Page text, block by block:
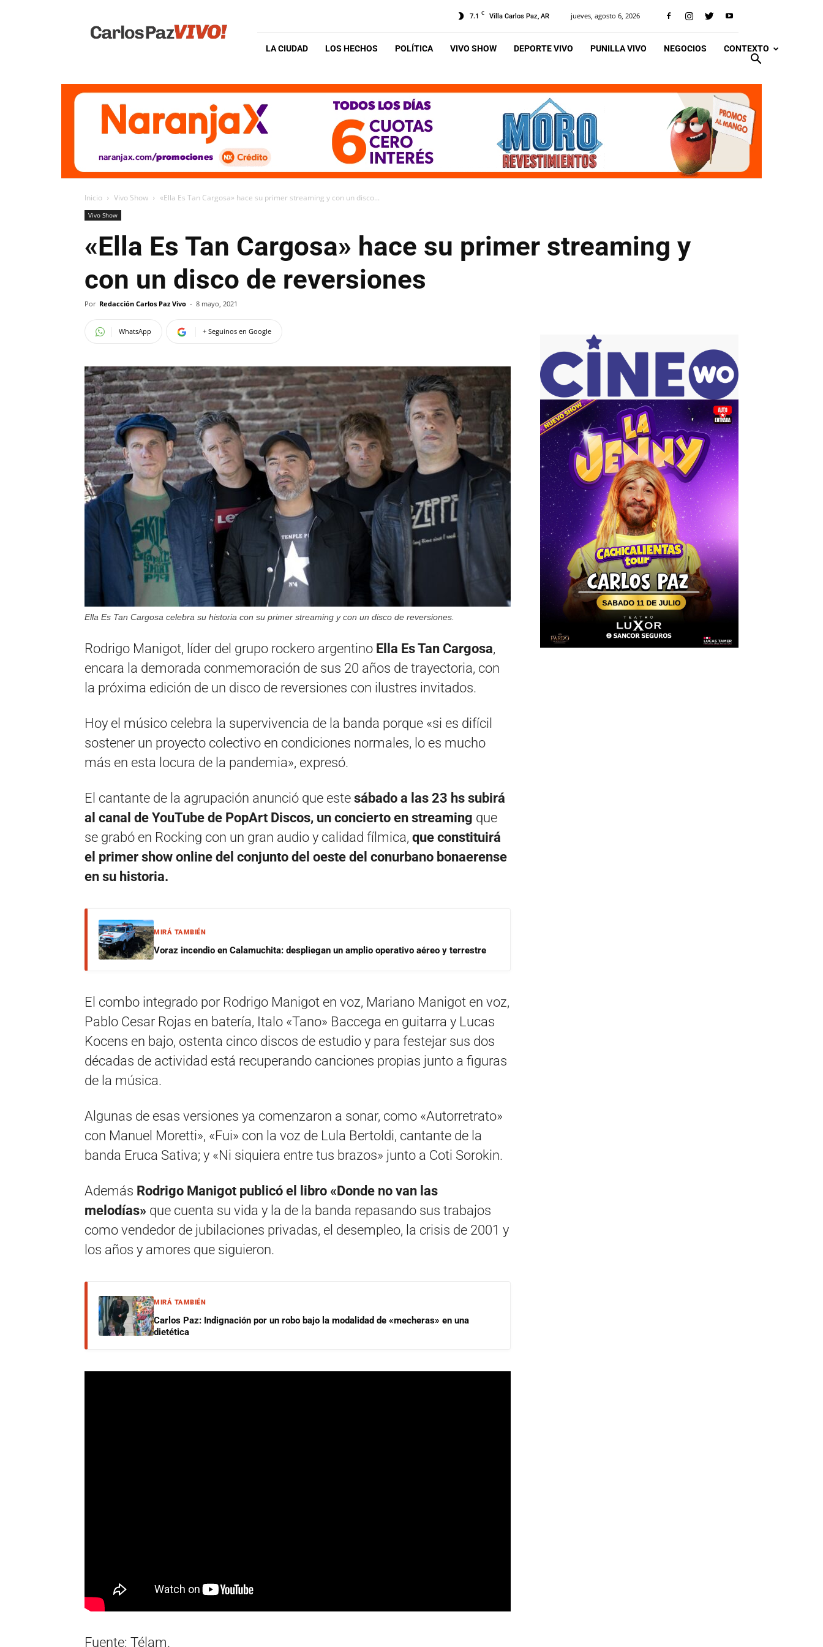
Vivo
7.1 C Villa Carlos Paz, AR jueves, agosto 6, 2026
LA CIUDAD LOS HECHOS POLÍTICA VIVO SHOW DEPORTE VIVO PUNILLA VIVO NEGOCIOS CONTEXTO
Inicio Vivo Show «Ella Es Tan Cargosa» hace su primer streaming y con un disco...
Vivo Show
«Ella Es Tan Cargosa» hace su primer streaming y
con un disco de reversiones
Por Redacción Carlos Paz Vivo - 8 mayo, 2021
WhatsApp + Seguinos en Google
Ella Es Tan Cargosa celebra su historia con su primer streaming y con un disco de reversiones.
Rodrigo Manigot, líder del grupo rockero argentino Ella Es Tan Cargosa,
encara la demorada conmemoración de sus 20 años de trayectoria, con
la próxima edición de un disco de reversiones con ilustres invitados.
Hoy el músico celebra la supervivencia de la banda porque «si es difícil
sostener un proyecto colectivo en condiciones normales, lo es mucho
más en esta locura de la pandemia», expresó.
El cantante de la agrupación anunció que este sábado a las 23 hs subirá
al canal de YouTube de PopArt Discos, un concierto en streaming que
se grabó en Rocking con un gran audio y calidad fílmica, que constituirá
el primer show online del conjunto del oeste del conurbano bonaerense
en su historia.
MIRÁ TAMBIÉN
Voraz incendio en Calamuchita: despliegan un amplio operativo aéreo y terrestre
El combo integrado por Rodrigo Manigot en voz, Mariano Manigot en voz,
Pablo Cesar Rojas en batería, Italo «Tano» Baccega en guitarra y Lucas
Kocens en bajo, ostenta cinco discos de estudio y para festejar sus dos
décadas de actividad está recuperando canciones propias junto a figuras
de la música.
Algunas de esas versiones ya comenzaron a sonar, como «Autorretrato»
con Manuel Moretti», «Fui» con la voz de Lula Bertoldi, cantante de la
banda Eruca Sativa; y «Ni siquiera entre tus brazos» junto a Coti Sorokin.
Además Rodrigo Manigot publicó el libro «Donde no van las
melodías» que cuenta su vida y la de la banda repasando sus trabajos
como vendedor de jubilaciones privadas, el desempleo, la crisis de 2001 y
los años y amores que siguieron.
MIRÁ TAMBIÉN
Carlos Paz: Indignación por un robo bajo la modalidad de «mecheras» en una
dietética
Fuente: Télam.